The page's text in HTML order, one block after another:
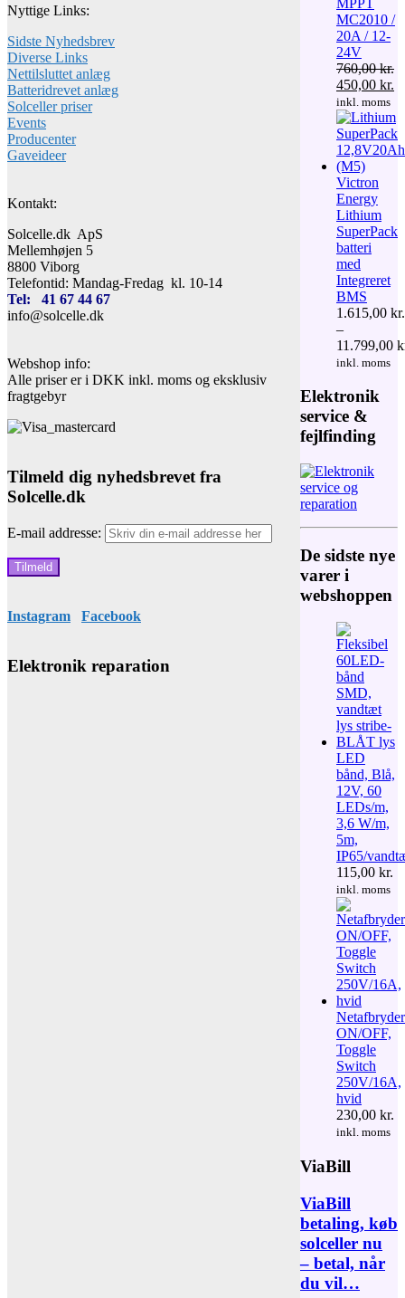
MC2010 /
20A / 12-
24V
760,00kr.
Den
oprindelige
pris
var:
760,00 kr..
450,00 kr.
inkl. moms
Victron
Energy
Lithium
SuperPack
batteri
med
Integreret
BMS
1.615,00 kr.
–
11.799,00
Prisinterval:
til
11.799,00
inkl. moms
Elektronik
service &
fejlfinding
De sidste nye
varer i
webshoppen
LED
bånd, Blå,
12V, 60
LEDs/m,
3,6 W/m,
5m,
IP65/
115,00 kr.
inkl. moms
Netafbryder
ON/OFF,
Toggle
Switch
250V/16A,
hvid
230,00 kr.
inkl. moms
ViaBill
ViaBill
betaling, køb
solceller nu
– betal, når
du vil…
Nyttige Links:
Sidste Nyhedsbrev
Diverse Links
Nettilsluttet anlæg
Batteridrevet anlæg
Solceller priser
Events
Producenter
Gaveideer
Kontakt:
Solcelle.dk ApS
Mellemhøjen 5
8800 Viborg
Telefontid: Mandag-Fredag kl. 10-14
Tel: 41 67 44 67
info@solcelle.dk
Webshop info:
Alle priser er i DKK inkl. moms og eksklusiv
fragtgebyr
Tilmeld dig nyhedsbrevet fra
Solcelle.dk
E-mail addresse:
Instagram Facebook
Elektronik reparation